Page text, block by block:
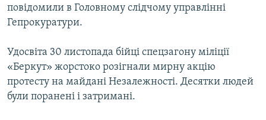
повідомили в Головному слідчому управлінні
Гепрокуратури.
Удосвіта 30 листопада бійці спецзагону міліції
«Беркут» жорстоко розігнали мирну акцію
протесту на майдані Незалежності. Десятки людей
були поранені і затримані.